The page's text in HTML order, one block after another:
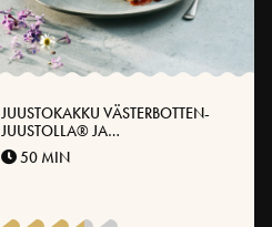
JUUSTOKAKKU VÄSTERBOTTEN-
JUUSTOLLA® JA
MARJAHILLOKKEELLA
50 MIN